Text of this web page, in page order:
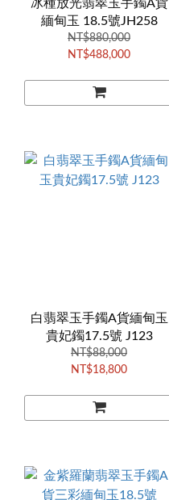
冰種放光翡翠玉手鐲A貨
緬甸玉 18.5號JH258
NT$880,000
NT$488,000
白翡翠玉手鐲A貨緬甸玉
貴妃鐲17.5號 J123
NT$88,000
NT$18,800